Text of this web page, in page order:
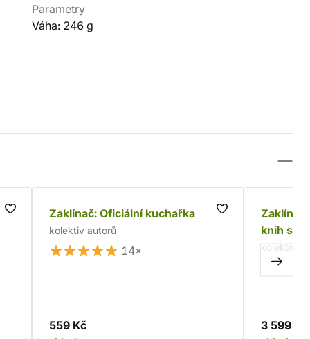
Parametry
Váha: 246 g
Zaklínač: Oficiální kuchařka
kolektiv autorů
14×
559 Kč
knih s
kolektiv
3 599 Kč